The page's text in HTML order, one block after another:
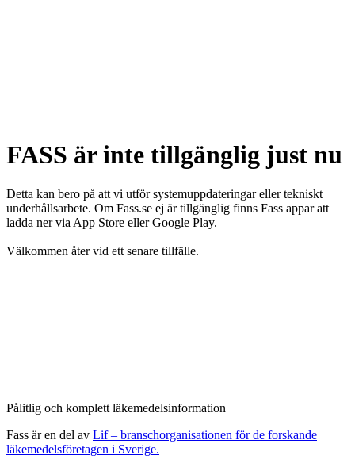
FASS är inte tillgänglig just nu
Detta kan bero på att vi utför systemuppdateringar eller tekniskt
underhållsarbete. Om Fass.se ej är tillgänglig finns Fass appar att
ladda ner via App Store eller Google Play.
Välkommen åter vid ett senare tillfälle.
Pålitlig och komplett läkemedelsinformation
Fass är en del av Lif – branschorganisationen för de forskande
läkemedelsföretagen i Sverige.